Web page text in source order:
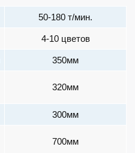
50-180 т/мин.
4-10 цветов
350мм
320мм
300мм
700мм